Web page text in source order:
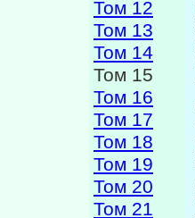
Том 12
Том 13
Том 14
Том 15
Том 16
Том 17
Том 18
Том 19
Том 20
Том 21